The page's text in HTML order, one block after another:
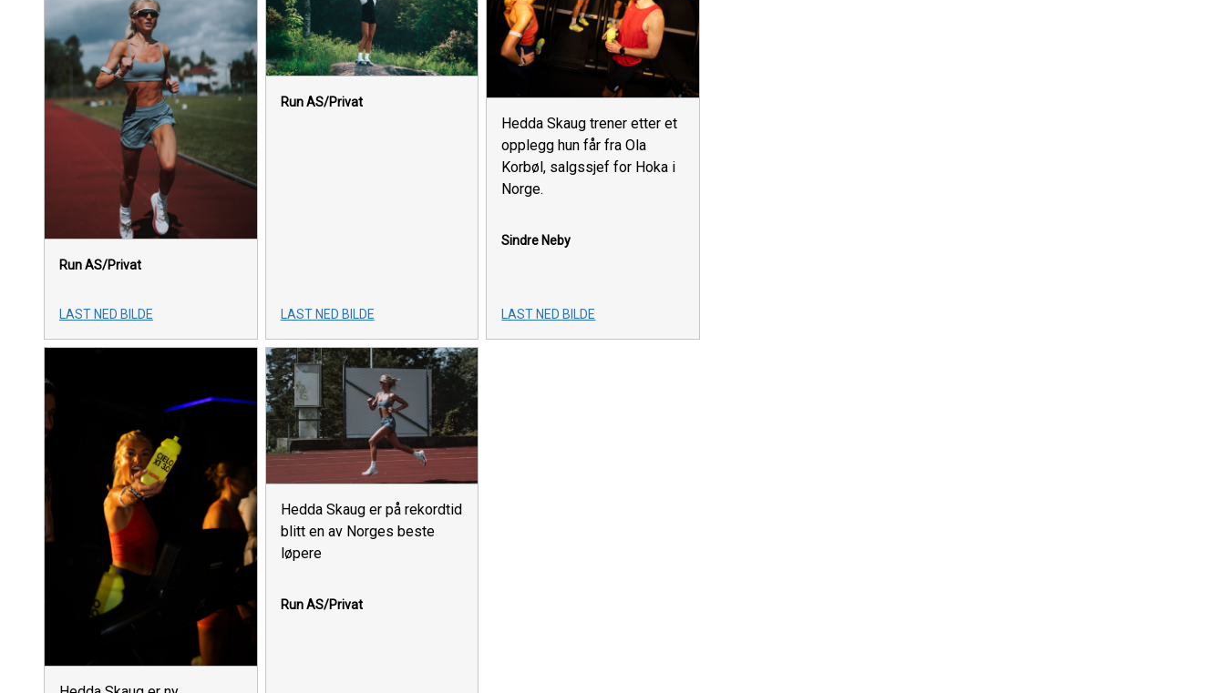
Run AS/Privat
LAST NED BILDE
Run AS/Privat
LAST NED BILDE
Hedda Skaug trener etter et
opplegg hun får fra Ola
Korbøl, salgssjef for Hoka i
Norge.
Sindre Neby
LAST NED BILDE
Hedda Skaug er på rekordtid
blitt en av Norges beste
løpere
Run AS/Privat